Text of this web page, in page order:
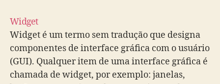
Widget
Widget é um termo sem tradução que designa
componentes de interface gráfica com o usuário
(GUI). Qualquer item de uma interface gráfica é
chamada de widget, por exemplo: janelas,